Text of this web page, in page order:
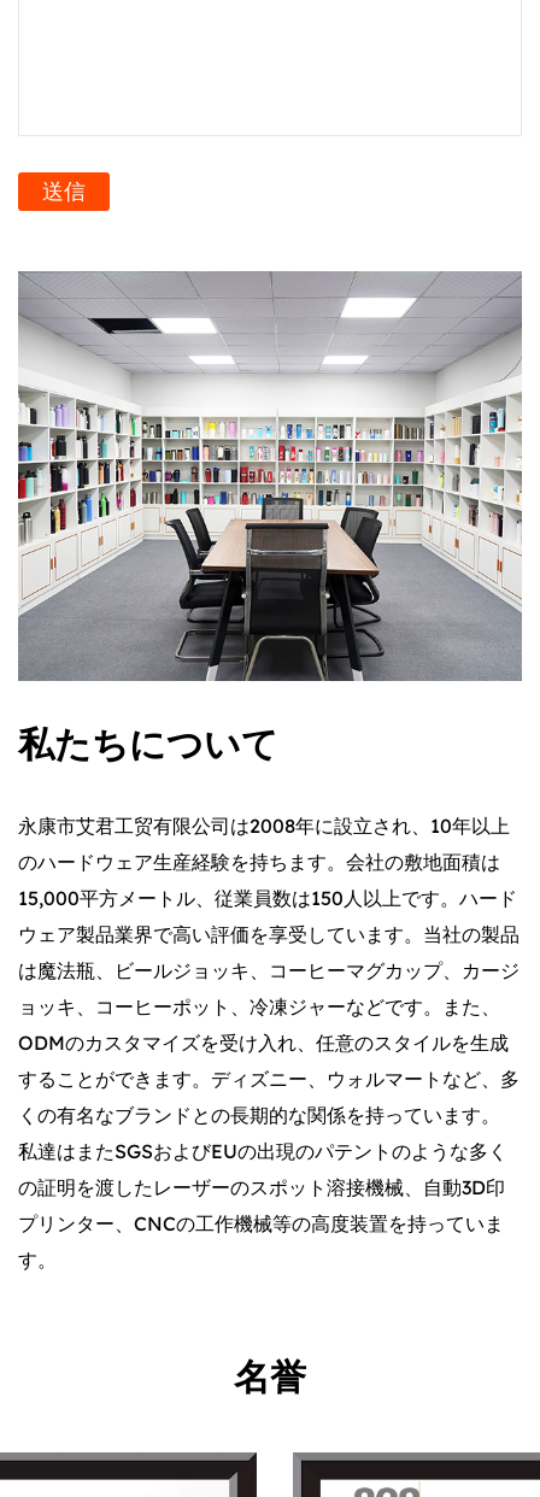
送信
私たちについて
永康市艾君工贸有限公司は2008年に設立され、10年以上
のハードウェア生産経験を持ちます。会社の敷地面積は
15,000平方メートル、従業員数は150人以上です。ハード
ウェア製品業界で高い評価を享受しています。当社の製品
は魔法瓶、ビールジョッキ、コーヒーマグカップ、カージ
ョッキ、コーヒーポット、冷凍ジャーなどです。また、
ODMのカスタマイズを受け入れ、任意のスタイルを生成
することができます。ディズニー、ウォルマートなど、多
くの有名なブランドとの長期的な関係を持っています。
私達はまたSGSおよびEUの出現のパテントのような多く
の証明を渡したレーザーのスポット溶接機械、自動3D印
プリンター、CNCの工作機械等の高度装置を持っていま
す。
名誉